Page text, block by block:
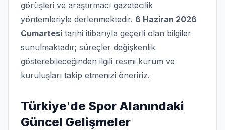
görüşleri ve araştırmacı gazetecilik
yöntemleriyle derlenmektedir. 6 Haziran 2026
Cumartesi tarihi itibarıyla geçerli olan bilgiler
sunulmaktadır; süreçler değişkenlik
gösterebileceğinden ilgili resmi kurum ve
kuruluşları takip etmenizi öneririz.
Türkiye'de Spor Alanındaki
Güncel Gelişmeler